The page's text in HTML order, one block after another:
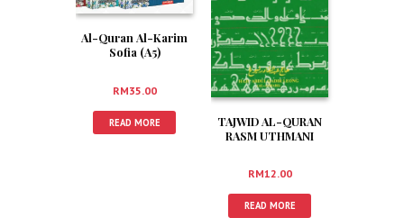
Al-Quran Al-Karim
Sofia (A5)
RM35.00
READ MORE
TAJWID AL-QURAN
RASM UTHMANI
RM12.00
READ MORE